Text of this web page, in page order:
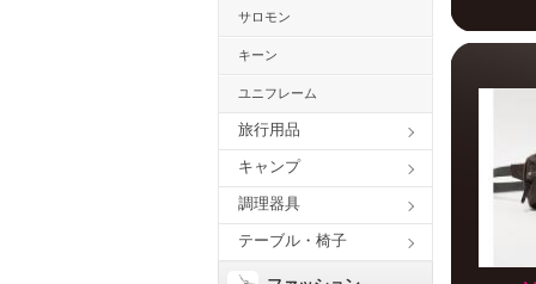
サロモン
キーン
ユニフレーム
旅行用品
キャンプ
調理器具
テーブル・椅子